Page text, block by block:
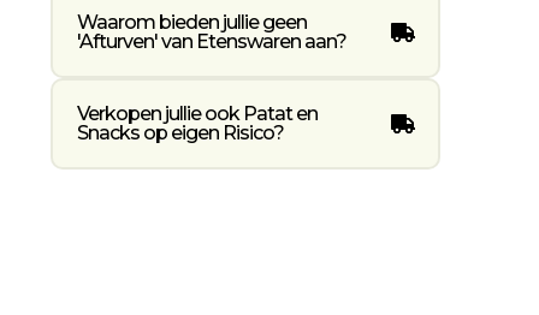
Waarom bieden jullie geen
'Afturven' van Etenswaren aan?
Verkopen jullie ook Patat en
Snacks op eigen Risico?